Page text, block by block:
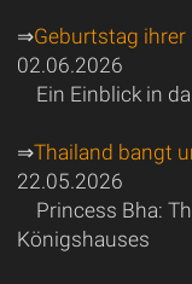
⇒Geburtstag ihrer
02.06.2026
Ein Einblick in
⇒Thailand bangt
22.05.2026
Princess Bha:
Königshauses